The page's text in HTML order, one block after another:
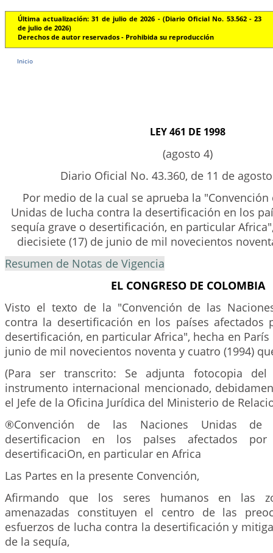
Última actualización: 31 de julio de 2026 - (Diario Oficial No. 53.562 - 23
de julio de 2026)
Derechos de autor reservados - Prohibida su reproducción
Inicio
LEY 461 DE 1998
(agosto 4)
Diario Oficial No. 43.360, de 11 de
Por medio de la cual se aprueba la "Convención
Unidas de lucha contra la desertificación en los
sequía grave o desertificación, en particular
diecisiete (17) de junio de mil novecientos
Resumen de Notas de Vigencia
EL CONGRESO DE COLOMBIA
Visto el texto de la "Convención de las
contra la desertificación en los países afectados
desertificación, en particular Africa", hecha en París
junio de mil novecientos noventa y cuatro (1994)
(Para ser transcrito: Se adjunta fotocopia
instrumento internacional mencionado,
el Jefe de la Oficina Jurídica del Ministerio de
®Convención de las Naciones Unidas
desertificacion en los paIses afectados
desertificaciOn, en particular en Africa
Las Partes en la presente Convención,
Afirmando que los seres humanos en las
amenazadas constituyen el centro de las
esfuerzos de lucha contra la desertificación y
de la sequía,